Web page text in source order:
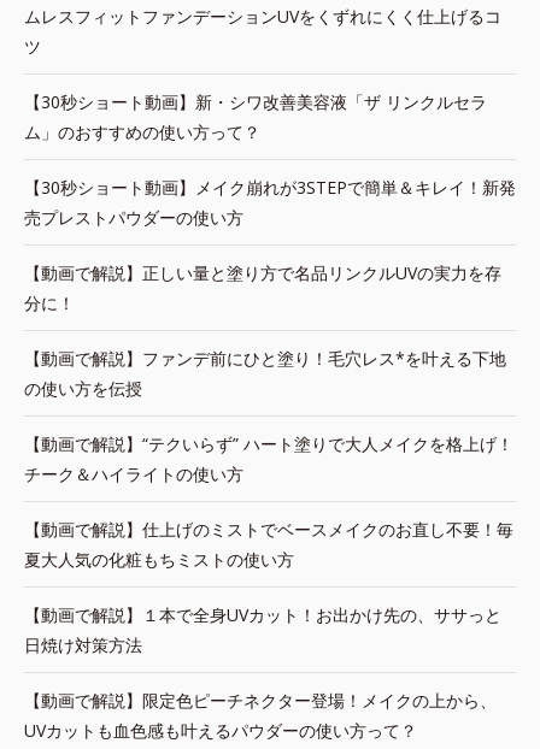
ムレスフィットファンデーションUVをくずれにくく仕上げるコ
ツ
【30秒ショート動画】新・シワ改善美容液「ザ リンクルセラ
ム」のおすすめの使い方って？
【30秒ショート動画】メイク崩れが3STEPで簡単＆キレイ！新発
売プレストパウダーの使い方
【動画で解説】正しい量と塗り方で名品リンクルUVの実力を存
分に！
【動画で解説】ファンデ前にひと塗り！毛穴レス*を叶える下地
の使い方を伝授
【動画で解説】“テクいらず” ハート塗りで大人メイクを格上げ！
チーク＆ハイライトの使い方
【動画で解説】仕上げのミストでベースメイクのお直し不要！毎
夏大人気の化粧もちミストの使い方
【動画で解説】１本で全身UVカット！お出かけ先の、ササっと
日焼け対策方法
【動画で解説】限定色ピーチネクター登場！メイクの上から、
UVカットも血色感も叶えるパウダーの使い方って？